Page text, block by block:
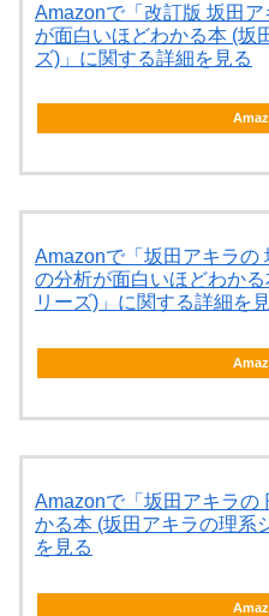
Amazonで「改訂版 坂田
が面白いほどわかる本 (坂
ズ)」に関する詳細を見る
Amazonで「坂田アキラの
の分析が面白いほどわか
リーズ)」に関する詳細を
Amazonで「坂田アキラの
かる本 (坂田アキラの理系
を見る